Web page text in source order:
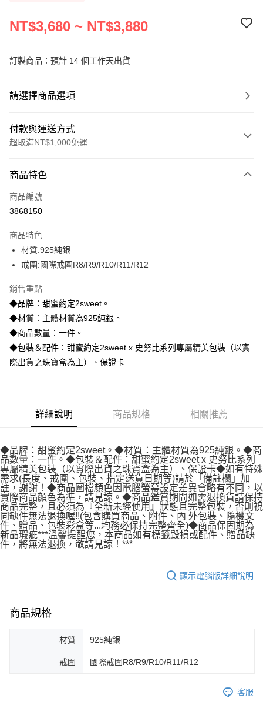
NT$3,680 ~ NT$3,880
訂製商品：預計 14 個工作天出貨
請選擇商品選項
付款與運送方式
超取滿NT$1,000免運
信用卡一次付款
信用卡分期付款
合作金庫商業銀行
華南商業銀行
上海商業儲蓄銀行
台北富邦商業銀行
臺灣中小企業銀行
匯豐（台灣）商業銀行
聯邦商業銀行
元大商業銀行
台新國際商業銀行
中國信託商業銀行
台灣樂天信用卡公司
6 期 0 利率 每期
華南商業銀行
上海商業儲蓄銀行
國泰世華商業銀行
臺灣中小企業銀行
匯豐（台灣）商業銀行
聯邦商業銀行
元大商業銀行
永豐商業銀行
玉山商業銀行
超商取貨付款
LINE Pay
Apple Pay
街口支付
悠遊付
全家取貨付款
7-11取貨付款
每筆NT$60，滿NT$1,000(含以上)免運費
宅配
每筆NT$80，滿NT$1,000(含以上)免運費
離島宅配
每筆NT$220，滿NT$3,000(含以上)免運費
商品特色
商品編號
3868150
商品特色
材質:925純銀
戒圍:國際戒圍R8/R9/R10/R11/R12
銷售重點
◆品牌：甜蜜約定2sweet。
◆材質：主體材質為925純銀。
◆商品數量：一件。
◆包裝＆配件：甜蜜約定2sweet x 史努比系列專屬精美包裝（以實
際出貨之珠寶盒為主）、保證卡
詳細說明 商品規格 相關推薦
◆品牌：甜蜜約定2sweet。◆材質：主體材質為925純銀。◆商
品數量：一件。◆包裝＆配件：甜蜜約定2sweet x 史努比系列
專屬精美包裝（以實際出貨之珠寶盒為主）、保證卡◆如有特殊
需求(長度、戒圍、包裝、指定送貨日期等)請於「備註欄」加
註，謝謝！◆商品圖檔顏色因電腦螢幕設定差異會略有不同，以
實際商品顏色為準，請見諒。◆商品鑑賞期間如需退換貨請保持
商品完整，且必須為『全新未經使用』狀態且完整包裝，否則視
同缺件無法退換喔!!(包含購買商品、附件、內 外包裝、隨機文
件、贈品、包裝彩盒等...均務必保持完整齊全)◆商品保固期為
新品瑕疵***溫馨提醒您，本商品如有標籤毀損或配件、贈品缺
件，將無法退換，敬請見諒！***
顯示電腦版詳細說明
商品規格
材質 925純銀
戒圍 國際戒圍R8/R9/R10/R11/R12
客服